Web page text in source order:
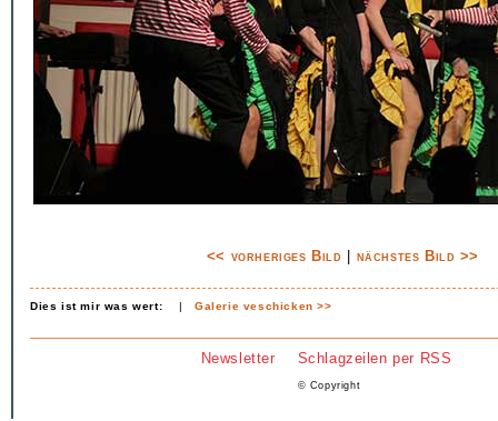
<< vorheriges Bild nächstes Bild >>
Dies ist mir was wert: |Galerie veschicken >>
Newsletter Schlagzeilen per RSS
© Copyright